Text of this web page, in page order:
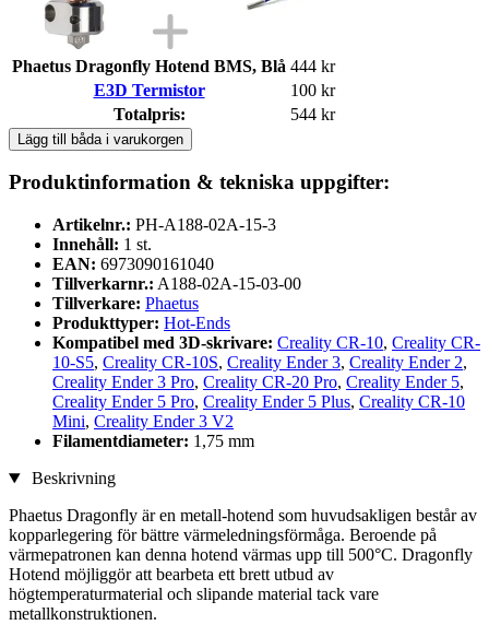
Phaetus Dragonfly Hotend BMS, Blå 444 kr
E3D Termistor
100 kr
Totalpris:
544 kr
Lägg till båda i varukorgen
Produktinformation & tekniska uppgifter:
Artikelnr.: PH-A188-02A-15-3
Innehåll: 1 st.
EAN: 6973090161040
Tillverkarnr.: A188-02A-15-03-00
Tillverkare: Phaetus
Produkttyper: Hot-Ends
Kompatibel med 3D-skrivare: Creality CR-10, Creality CR-
10-S5, Creality CR-10S, Creality Ender 3, Creality Ender 2,
Creality Ender 3 Pro, Creality CR-20 Pro, Creality Ender 5,
Creality Ender 5 Pro, Creality Ender 5 Plus, Creality CR-10
Mini, Creality Ender 3 V2
Filamentdiameter: 1,75 mm
Beskrivning
Phaetus Dragonfly är en metall-hotend som huvudsakligen består av
kopparlegering för bättre värmeledningsförmåga. Beroende på
värmepatronen kan denna hotend värmas upp till 500°C. Dragonfly
Hotend möjliggör att bearbeta ett brett utbud av
högtemperaturmaterial och slipande material tack vare
metallkonstruktionen.